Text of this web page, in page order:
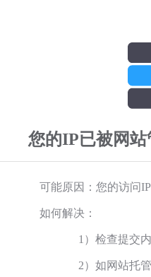
您的IP已被网
可能原因：您的访问
如何解决：
1）检查提交
2）如网站托